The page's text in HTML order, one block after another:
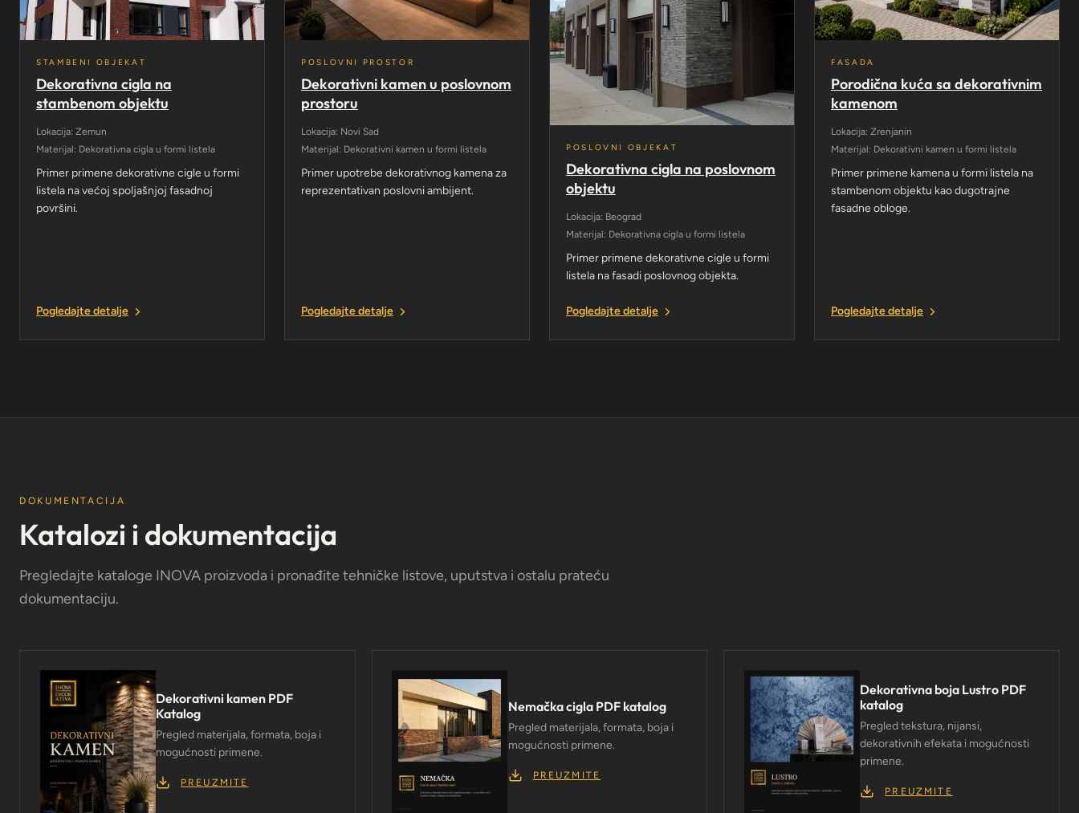
STAMBENI OBJEKAT
Dekorativna cigla na
stambenom objektu
Lokacija: Zemun
Materijal: Dekorativna cigla u formi listela
Primer primene dekorativne cigle u formi
listela na većoj spoljašnjoj fasadnoj
površini.
Pogledajte detalje
POSLOVNI PROSTOR
Dekorativni kamen u poslovnom
prostoru
Lokacija: Novi Sad
Materijal: Dekorativni kamen u formi listela
Primer upotrebe dekorativnog kamena za
reprezentativan poslovni ambijent.
Pogledajte detalje
POSLOVNI OBJEKAT
Dekorativna cigla na poslovnom
objektu
Lokacija: Beograd
Materijal: Dekorativna cigla u formi listela
Primer primene dekorativne cigle u formi
listela na fasadi poslovnog objekta.
Pogledajte detalje
FASADA
Porodična kuća sa dekorativnim
kamenom
Lokacija: Zrenjanin
Materijal: Dekorativni kamen u formi listela
Primer primene kamena u formi listela na
stambenom objektu kao dugotrajne
fasadne obloge.
Pogledajte detalje
DOKUMENTACIJA
Katalozi i dokumentacija
Pregledajte kataloge INOVA proizvoda i pronađite tehničke listove, uputstva i ostalu prateću
dokumentaciju.
Dekorativni kamen PDF
Katalog
Pregled materijala, formata, boja i
mogućnosti primene.
PREUZMITE
Nemačka cigla PDF katalog
Pregled materijala, formata, boja i
mogućnosti primene.
PREUZMITE
Dekorativna boja Lustro PDF
katalog
Pregled tekstura, nijansi,
dekorativnih efekata i mogućnosti
primene.
PREUZMITE